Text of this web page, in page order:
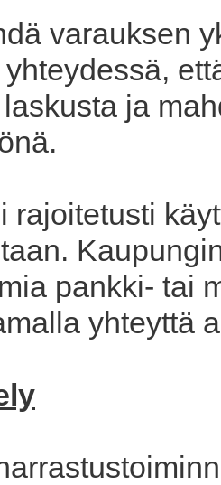
varauksen
ja
rajoitetusti
pankki- tai
yhteyttä